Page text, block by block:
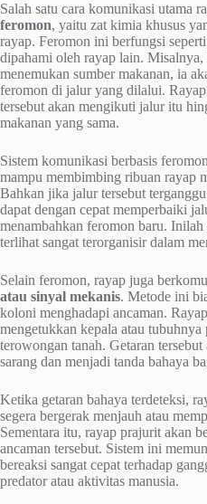
Salah satu cara komunikasi utama
feromon, yaitu zat kimia khusus
rayap. Feromon ini berfungsi
dipahami oleh rayap lain. Misalnya,
menemukan sumber makanan, ia
feromon di jalur yang dilalui.
tersebut akan mengikuti jalur itu
makanan yang sama.
Sistem komunikasi berbasis
mampu membimbing ribuan rayap
Bahkan jika jalur tersebut
dapat dengan cepat memperbaiki
menambahkan feromon baru.
terlihat sangat terorganisir dalam
Selain feromon, rayap juga
atau sinyal mekanis. Metode ini
koloni menghadapi ancaman.
mengetukkan kepala atau tubuhnya
terowongan tanah. Getaran
sarang dan menjadi tanda bahaya
Ketika getaran bahaya terdeteksi,
segera bergerak menjauh atau
Sementara itu, rayap prajurit akan
ancaman tersebut. Sistem ini
bereaksi sangat cepat terhadap
predator atau aktivitas manusia.